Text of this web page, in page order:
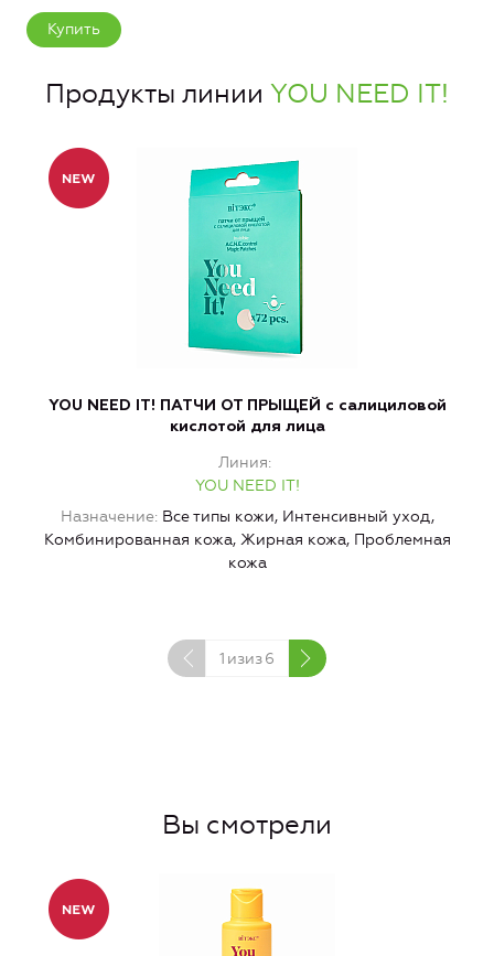
Купить
Продукты линии YOU NEED IT!
YOU NEED IT! ПАТЧИ ОТ ПРЫЩЕЙ с салициловой
кислотой для лица
Линия
YOU NEED IT!
Назначение Все типы кожи, Интенсивный уход,
Комбинированная кожа, Жирная кожа, Проблемная
кожа
1 изиз6
Вы смотрели